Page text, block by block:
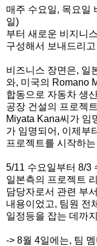
매주 수요일, 목요일
일)
부터 새로운 비지니
구성해서 보내드리
비즈니스 장면은, 일
와, 미국의 Romano
합동으로 자동차 생
공장 건설의 프로젝
Miyata Kana씨가 임
가 임명되어, 이제부
프로젝트를 시작하
5/11 수요일부터 8/3
일본측의 프로젝트
담당자로서 관련 부
내용이었고, 팀원 전
일정등을 잡는 데까
-> 8월 4일에는, 팀